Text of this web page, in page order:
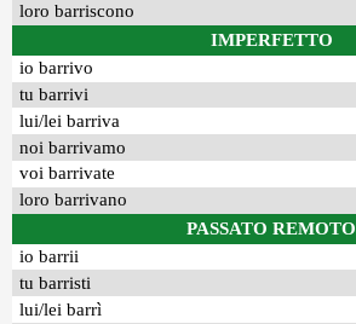
loro barriscono
IMPERFETTO
io barrivo
tu barrivi
lui/lei barriva
noi barrivamo
voi barrivate
loro barrivano
PASSATO REMOTO
io barrii
tu barristi
lui/lei barrì